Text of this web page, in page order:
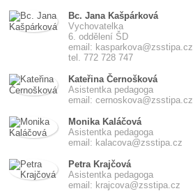
Bc. Jana Kašpárková
Vychovatelka
6. oddělení ŠD
email: kasparkova@zsstipa.cz
tel. 772 728 747
Kateřina Černošková
Asistentka pedagoga
email: cernoskova@zsstipa.cz
Monika Kaláčová
Asistentka pedagoga
email: kalacova@zsstipa.cz
Petra Krajčová
Asistentka pedagoga
email: krajcova@zsstipa.cz